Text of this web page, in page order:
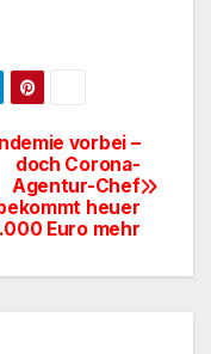
vorbei –
doch Corona-
Agentur-Chef
bekommt heuer
Euro mehr